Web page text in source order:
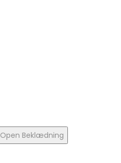
Open Beklædning